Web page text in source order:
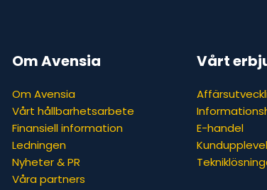
Om Avensia
Om Avensia
Vårt hållbarhetsarbete
Finansiell information
Ledningen
Nyheter & PR
Våra partners
Vårt
E-handel